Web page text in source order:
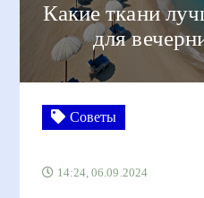
Какие ткани
для
Советы
14:24, 06.09.2024